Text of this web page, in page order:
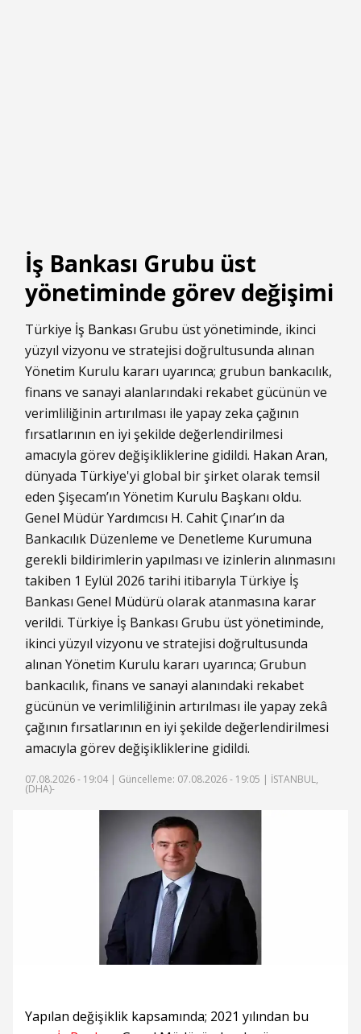
İş Bankası Grubu üst
yönetiminde görev değişimi
Türkiye İş Bankası Grubu üst yönetiminde, ikinci
yüzyıl vizyonu ve stratejisi doğrultusunda alınan
Yönetim Kurulu kararı uyarınca; grubun bankacılık,
finans ve sanayi alanlarındaki rekabet gücünün ve
verimliliğinin artırılması ile yapay zeka çağının
fırsatlarının en iyi şekilde değerlendirilmesi
amacıyla görev değişikliklerine gidildi. Hakan Aran,
dünyada Türkiye'yi global bir şirket olarak temsil
eden Şişecam’ın Yönetim Kurulu Başkanı oldu.
Genel Müdür Yardımcısı H. Cahit Çınar’ın da
Bankacılık Düzenleme ve Denetleme Kurumuna
gerekli bildirimlerin yapılması ve izinlerin alınmasını
takiben 1 Eylül 2026 tarihi itibarıyla Türkiye İş
Bankası Genel Müdürü olarak atanmasına karar
verildi. Türkiye İş Bankası Grubu üst yönetiminde,
ikinci yüzyıl vizyonu ve stratejisi doğrultusunda
alınan Yönetim Kurulu kararı uyarınca; Grubun
bankacılık, finans ve sanayi alanındaki rekabet
gücünün ve verimliliğinin artırılması ile yapay zekâ
çağının fırsatlarının en iyi şekilde değerlendirilmesi
amacıyla görev değişikliklerine gidildi.
07.08.2026 - 19:04 | Güncelleme: 07.08.2026 - 19:05 | İSTANBUL,
(DHA)-
Yapılan değişiklik kapsamında; 2021 yılından bu